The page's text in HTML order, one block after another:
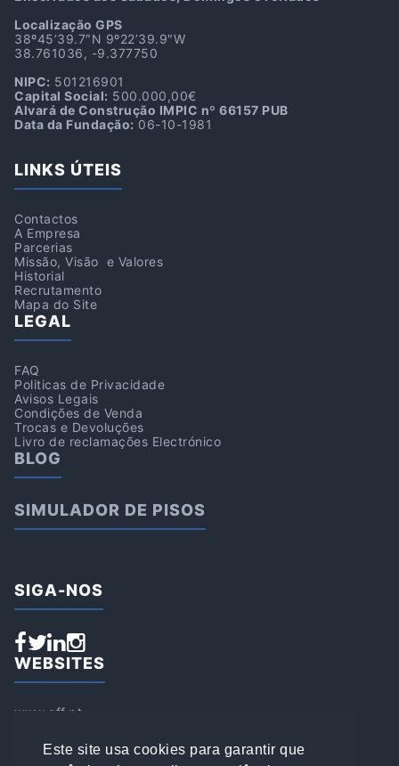
Este site usa cookies para garantir que
Localização GPS
38º45’39.7″N 9º22’39.9″W
38.761036, -9.377750
NIPC: 501216901
Capital Social: 500.000,00€
Alvará de Construção IMPIC nº 66157 PUB
Data da Fundação: 06-10-1981
LINKS ÚTEIS
Contactos
A Empresa
Parcerias
Missão, Visão e Valores
Historial
Recrutamento
Mapa do Site
LEGAL
FAQ
Politicas de Privacidade
Avisos Legais
Condições de Venda
Trocas e Devoluções
Livro de reclamações Electrónico
BLOG
SIMULADOR DE PISOS
SIGA-NOS
WEBSITES
www.aff.pt
www.loja.affsports.pt
PESQUISAR